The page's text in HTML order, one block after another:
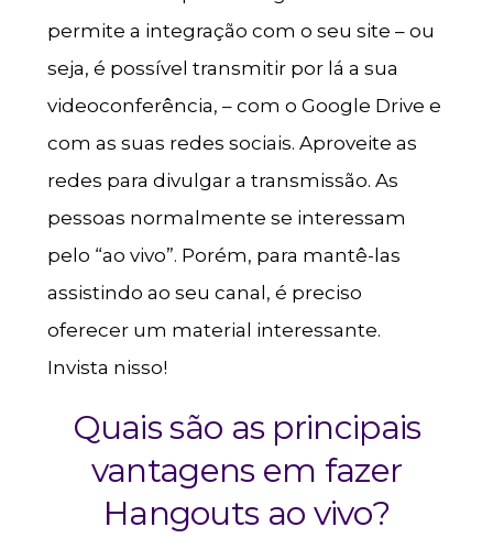
permite a integração com o seu site – ou
seja, é possível transmitir por lá a sua
videoconferência, – com o Google Drive e
com as suas redes sociais. Aproveite as
redes para divulgar a transmissão. As
pessoas normalmente se interessam
pelo “ao vivo”. Porém, para mantê-las
assistindo ao seu canal, é preciso
oferecer um material interessante.
Invista nisso!
Quais são as principais
vantagens em fazer
Hangouts ao vivo?